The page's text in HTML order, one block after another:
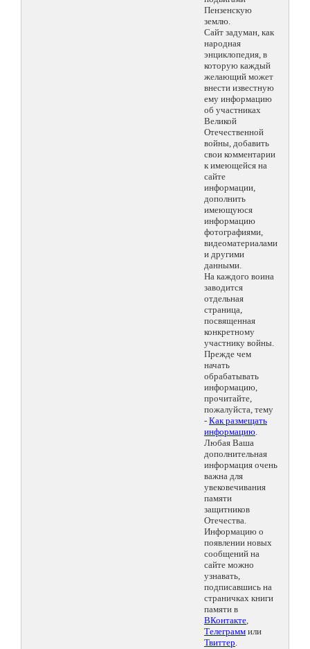
Пензенскую
землю.
Сайт задуман, как
народная
энциклопедия, в
которую каждый
желающий может
внести известную
ему информацию
об участниках
Великой
Отечественной
войны, добавить
свои комментарии
к имеющейся на
сайте
информации,
дополнить
имеющуюся
информацию
фотографиями,
видеоматериалами
и другими
данными.
На каждого воина
заводится
отдельная
страница,
посвященная
конкретному
участнику войны.
Прежде чем
начать
обрабатывать
информацию,
прочитайте,
пожалуйста, тему
- Как размещать
информацию.
Любая Ваша
дополнительная
информация очень
важна для
увековечивания
памяти
защитников
Отечества.
Информацию о
появлении новых
сообщений на
сайте можно
узнавать,
подписавшись на
страничках книги
памяти в
ВКонтакте,
Телеграмм или
Твиттер.